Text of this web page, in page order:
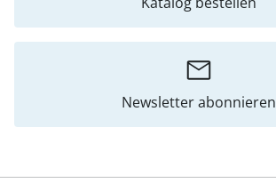
Newsletter abonnieren